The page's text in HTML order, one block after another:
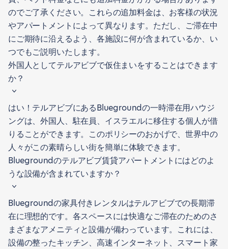
のでご了承ください。これらの追加料金は、お客様の状況
やアパートメントによって異なります。ただし、ご滞在中
にご期待に沿えるよう、各施設に何が含まれているか、い
つでもご説明いたします。
外国人としてテルアビブで仮住まいをすることはできます
か？
はい！テルアビブにあるBluegroundの一時滞在用ハウジ
ングは、外国人、駐在員、イスラエルに移住する個人が借
りることができます。このポリシーのおかげで、世界中の
人々がこの素晴らしい街を簡単に体験できます。
Bluegroundのテルアビブ賃貸アパートメントにはどのよ
うな設備が含まれていますか？
Bluegroundの家具付きレンタルはテルアビブでの長期滞
在に理想的です。各スペースには快適なご滞在のためのさ
まざまなアメニティと設備が備わっています。これには、
設備の整ったキッチン、高速インターネット、スマート家